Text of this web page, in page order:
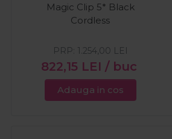
Magic Clip 5* Black
Cordless
822,15 LEI / buc
PRP: 1.254,00 LEI
Adauga in cos